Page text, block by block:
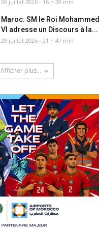
30 juillet 2026 - 16 h 28 min
Maroc: SM le Roi Mohammed
VI adresse un Discours à la...
29 juillet 2026 - 21 h 47 min
Afficher plus...